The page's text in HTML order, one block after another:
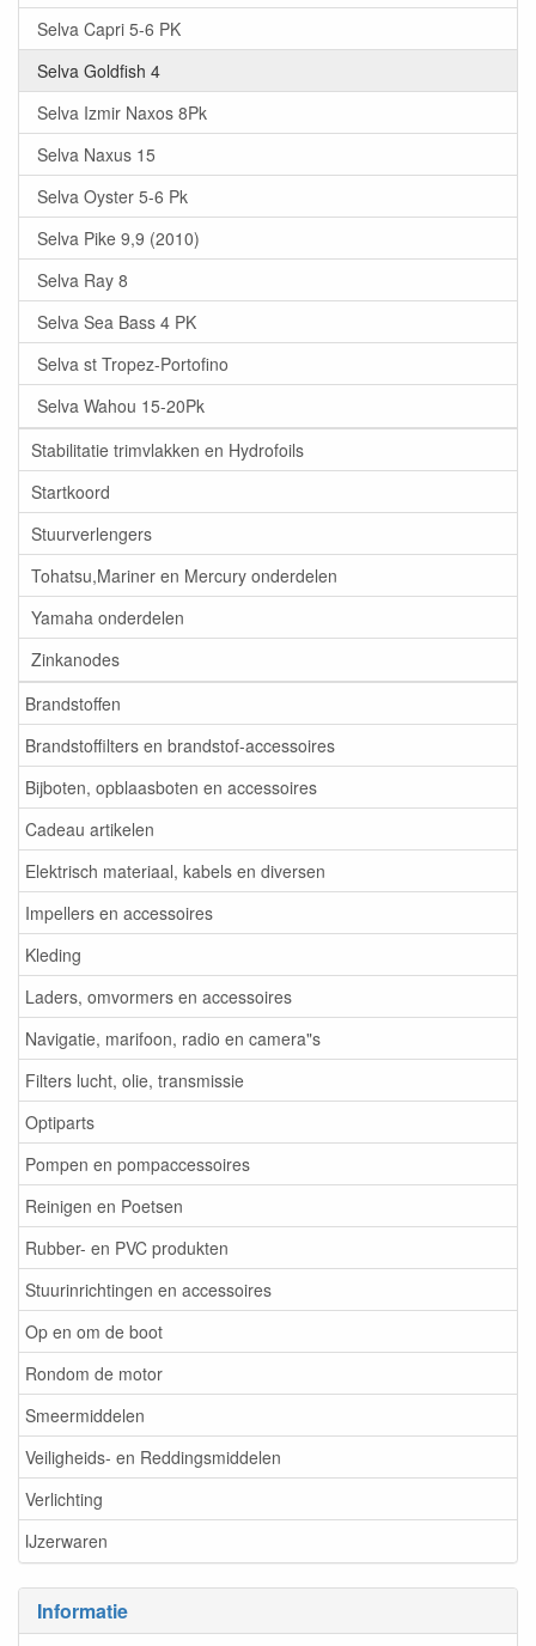
Selva Capri 5-6 PK
Selva Goldfish 4
Selva Izmir Naxos 8Pk
Selva Naxus 15
Selva Oyster 5-6 Pk
Selva Pike 9,9 (2010)
Selva Ray 8
Selva Sea Bass 4 PK
Selva st Tropez-Portofino
Selva Wahou 15-20Pk
Stabilitatie trimvlakken en Hydrofoils
Startkoord
Stuurverlengers
Tohatsu,Mariner en Mercury onderdelen
Yamaha onderdelen
Zinkanodes
Brandstoffen
Brandstoffilters en brandstof-accessoires
Bijboten, opblaasboten en accessoires
Cadeau artikelen
Elektrisch materiaal, kabels en diversen
Impellers en accessoires
Kleding
Laders, omvormers en accessoires
Navigatie, marifoon, radio en camera"s
Filters lucht, olie, transmissie
Optiparts
Pompen en pompaccessoires
Reinigen en Poetsen
Rubber- en PVC produkten
Stuurinrichtingen en accessoires
Op en om de boot
Rondom de motor
Smeermiddelen
Veiligheids- en Reddingsmiddelen
Verlichting
IJzerwaren
Informatie